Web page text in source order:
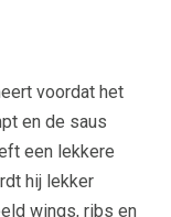
voordat het
en de saus
een lekkere
hij lekker
wings, ribs en